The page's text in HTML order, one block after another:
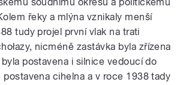
řeky a mlýna vznikaly menší
tudy projel první vlak na trati
nicméně zastávka byla zřízena
postavena i silnice vedoucí do
cihelna a v roce 1938 tady